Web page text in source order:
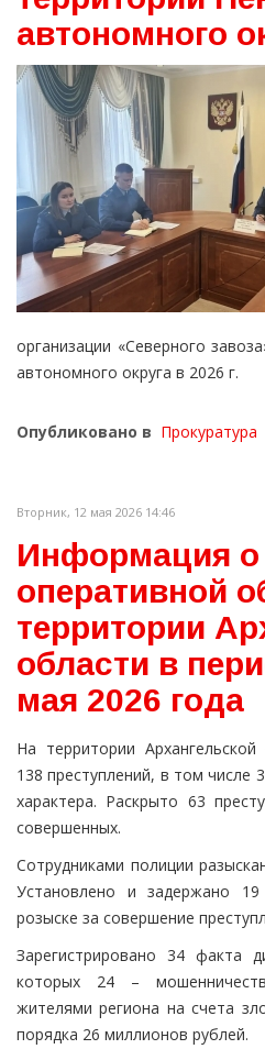
автономного
организации «Северного
автономного округа в 2026 г.
Опубликовано в Прокуратура
Вторник, 12 мая 2026 14:46
Информация о
оперативной
территории
области в
мая 2026 года
На территории Архангельской
138 преступлений, в том числе
характера. Раскрыто 63
совершенных.
Сотрудниками полиции
Установлено и задержано
розыске за совершение
Зарегистрировано 34 факта
которых 24 –
жителями региона на счета
порядка 26 миллионов рублей.